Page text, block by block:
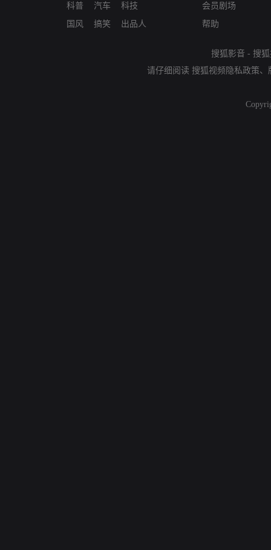
科普
国风
汽车
搞笑
科技
出品人
会员剧场
帮助
搜狐影音 - 搜
请仔细阅读 搜狐视频隐私政策、